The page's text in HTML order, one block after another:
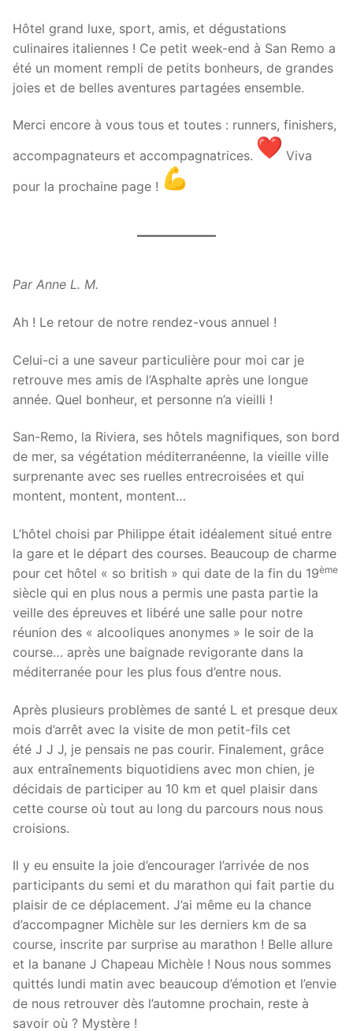
Hôtel grand luxe, sport, amis, et dégustations
culinaires italiennes ! Ce petit week-end à San Remo a
été un moment rempli de petits bonheurs, de grandes
joies et de belles aventures partagées ensemble.
Merci encore à vous tous et toutes : runners, finishers,
accompagnateurs et accompagnatrices.
Viva
pour la prochaine page !
Par Anne L. M.
Ah ! Le retour de notre rendez-vous annuel !
Celui-ci a une saveur particulière pour moi car je
retrouve mes amis de l’Asphalte après une longue
année. Quel bonheur, et personne n’a vieilli !
San-Remo, la Riviera, ses hôtels magnifiques, son bord
de mer, sa végétation méditerranéenne, la vieille ville
surprenante avec ses ruelles entrecroisées et qui
montent, montent, montent…
L’hôtel choisi par Philippe était idéalement situé entre
la gare et le départ des courses. Beaucoup de charme
pour cet hôtel « so british » qui date de la fin du 19ème
siècle qui en plus nous a permis une pasta partie la
veille des épreuves et libéré une salle pour notre
réunion des « alcooliques anonymes » le soir de la
course… après une baignade revigorante dans la
méditerranée pour les plus fous d’entre nous.
Après plusieurs problèmes de santé L et presque deux
mois d’arrêt avec la visite de mon petit-fils cet
été J J J, je pensais ne pas courir. Finalement, grâce
aux entraînements biquotidiens avec mon chien, je
décidais de participer au 10 km et quel plaisir dans
cette course où tout au long du parcours nous nous
croisions.
Il y eu ensuite la joie d’encourager l’arrivée de nos
participants du semi et du marathon qui fait partie du
plaisir de ce déplacement. J’ai même eu la chance
d’accompagner Michèle sur les derniers km de sa
course, inscrite par surprise au marathon ! Belle allure
et la banane J Chapeau Michèle ! Nous nous sommes
quittés lundi matin avec beaucoup d’émotion et l’envie
de nous retrouver dès l’automne prochain, reste à
savoir où ? Mystère !